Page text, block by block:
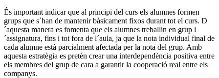
És important indicar que al principi del curs els alumnes formen
grups que s´han de mantenir bàsicament fixos durant tot el curs. D
´aquesta manera es fomenta que els alumnes treballin en grup l
´assignatura, fins i tot fora de l´aula, ja que la nota individual final de
cada alumne està parcialment afectada per la nota del grup. Amb
aquesta estratègia es pretén crear una interdependència positiva entre
els membres del grup de cara a garantir la cooperació real entre els
companys.